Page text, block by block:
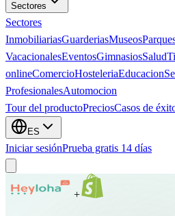
Sectores
Sectores
InmobiliariasGuarderiasMuseos
VacacionalesEventosGimnasiosSalud
onlineComercioHosteleriaEducacion
ProfesionalesAutomocion
Tour del productoPreciosCasos de
ES
Iniciar sesiónPrueba gratis 14 días
+